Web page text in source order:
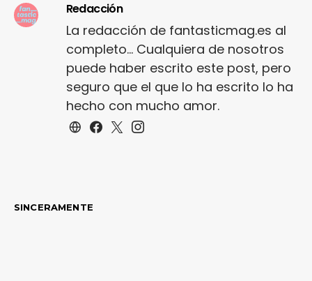
Redacción
La redacción de fantasticmag.es al
completo... Cualquiera de nosotros
puede haber escrito este post, pero
seguro que el que lo ha escrito lo ha
hecho con mucho amor.
SINCERAMENTE